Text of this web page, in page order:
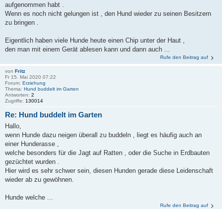
aufgenommen habt .
Wenn es noch nicht gelungen ist , den Hund wieder zu seinen Besitzern
zu bringen .
Eigentlich haben viele Hunde heute einen Chip unter der Haut ,
den man mit einem Gerät ablesen kann und dann auch ...
Rufe den Beitrag auf
von Fritz
Fr 15. Mai 2020 07:22
Forum: Erziehung
Thema: Hund buddelt im Garten
Antworten: 2
Zugriffe: 130014
Re: Hund buddelt im Garten
Hallo,
wenn Hunde dazu neigen überall zu buddeln , liegt es häufig auch an
einer Hunderasse ,
welche besonders für die Jagt auf Ratten , oder die Suche in Erdbauten
gezüchtet wurden .
Hier wird es sehr schwer sein, diesen Hunden gerade diese Leidenschaft
wieder ab zu gewöhnen.
Hunde welche ...
Rufe den Beitrag auf